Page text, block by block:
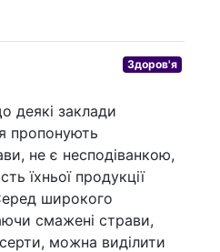
Здоров'я
деякі заклади
пропонують
не є несподіванкою,
їхньої продукції
широкого
смажені страви,
можна виділити